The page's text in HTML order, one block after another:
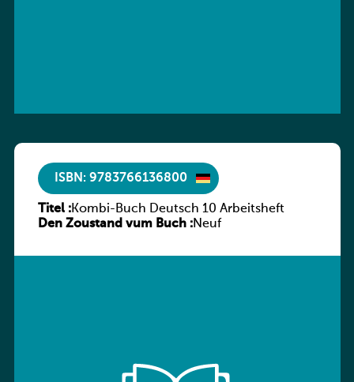
ISBN: 9783766136800
Titel :Kombi-Buch Deutsch 10 Arbeitsheft
Den Zoustand vum Buch :Neuf